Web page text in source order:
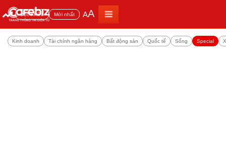
Đọc nhiều Mới nhất AA
Kinh doanh Tài chính ngân hàng Bất động sản Quốc tế Sống Special